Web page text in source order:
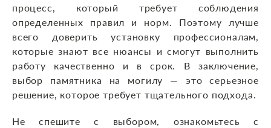
процесс, который требует соблюдения
определенных правил и норм. Поэтому лучше
всего доверить установку профессионалам,
которые знают все нюансы и смогут выполнить
работу качественно и в срок. В заключение,
выбор памятника на могилу — это серьезное
решение, которое требует тщательного подхода.
Не спешите с выбором, ознакомьтесь с